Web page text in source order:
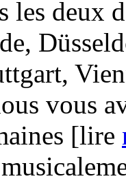
les deux
vous
[lire